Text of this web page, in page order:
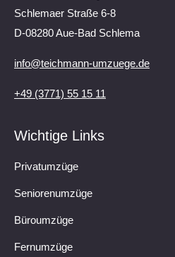
Schlemaer Straße 6-8
D-08280 Aue-Bad Schlema
info@teichmann-umzuege.de
+49 (3771) 55 15 11
Wichtige Links
Privatumzüge
Seniorenumzüge
Büroumzüge
Fernumzüge